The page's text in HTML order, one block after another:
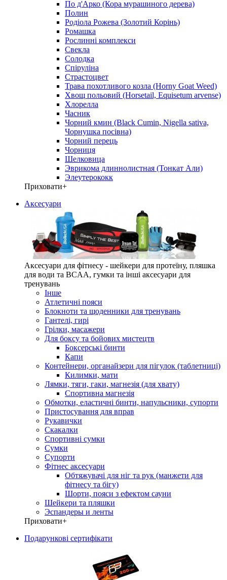
По д'Арко (Кора мурашиного дерева)
Полин
Родіола Рожева (Золотий Корінь)
Ромашка
Рослинні комплекси
Свекла
Солодка
Спіруліна
Страстоцвет
Трава похотливого козла (Horny Goat Weed)
Хвощ польовий (Horsetail, Equisetum arvense)
Хлорелла
Часник
Чорний кмин (Black Cumin, Nigella sativa,
Чорнушка посівна)
Чорний перець
Чорниця
Шелковица
Эврикома длиннолистная (Тонкат Али)
Элеутерококк
Приховати+
Аксесуари
Аксесуари для фітнесу - шейкери для протеїну, пляшка
для води та BCAA, гумки та інші аксесуари для
тренувань
Інше
Атлетичні пояси
Блокноти та щоденники для тренувань
Гантелі, гирі
Грілки, масажери
Для боксу та бойових мистецтв
Боксерські бинти
Капи
Контейнери, органайзери для пігулок (таблетниці)
Килимки, мати
Лямки, тяги, гаки, магнезія (для хвату)
Спортивна магнезія
Обмотки, еластичні бинти, напульсники, супорти
Пристосування для вправ
Рукавички
Скакалки
Спортивні сумки
Сумки
Супорти
Фітнес аксесуари
Обтяжувачі для ніг та рук (манжети для
фітнесу та бігу)
Шорти, пояси з ефектом сауни
Шейкери та пляшки
Эспандеры и ленты
Приховати+
Подарункові сертифікати